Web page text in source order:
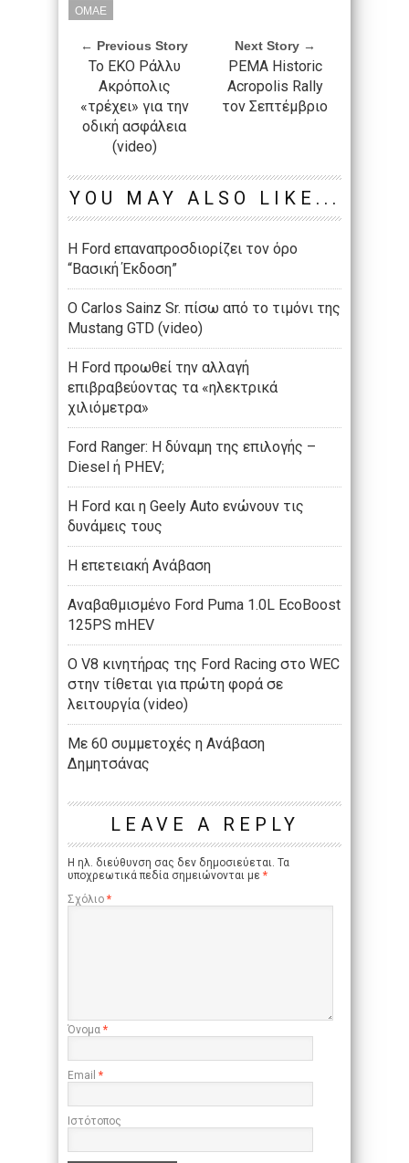
ΟΜΑΕ
← Previous Story
Το ΕΚΟ Ράλλυ
Ακρόπολις
«τρέχει» για την
οδική ασφάλεια
(video)
Next Story →
PEMA Historic
Acropolis Rally
τον Σεπτέμβριο
YOU MAY ALSO LIKE...
Η Ford επαναπροσδιορίζει τον όρο
“Βασική Έκδοση”
O Carlos Sainz Sr. πίσω από το τιμόνι της
Mustang GTD (video)
Η Ford προωθεί την αλλαγή
επιβραβεύοντας τα «ηλεκτρικά
χιλιόμετρα»
Ford Ranger: Η δύναμη της επιλογής –
Diesel ή PHEV;
Η Ford και η Geely Auto ενώνουν τις
δυνάμεις τους
Η επετειακή Ανάβαση
Αναβαθμισμένο Ford Puma 1.0L EcoBoost
125PS mHEV
O V8 κινητήρας της Ford Racing στο WEC
στην τίθεται για πρώτη φορά σε
λειτουργία (video)
Με 60 συμμετοχές η Ανάβαση
Δημητσάνας
LEAVE A REPLY
Η ηλ. διεύθυνση σας δεν δημοσιεύεται. Τα
υποχρεωτικά πεδία σημειώνονται με *
Σχόλιο *
Όνομα *
Email *
Ιστότοπος